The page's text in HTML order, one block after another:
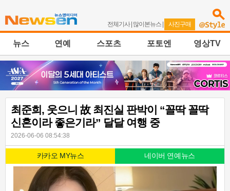
전체기사| 많이본뉴스 | 사진구매
뉴스 연예 스포츠 포토엔 영상TV
최준희, 웃으니 故 최진실 판박이 “꼴딱 꼴딱
신혼이라 좋은기라” 달달 여행 중
2026-06-06 08:54:38
카카오 MY뉴스 네이버 연예뉴스